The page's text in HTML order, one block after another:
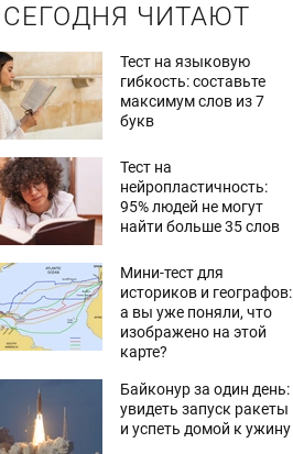
СЕГОДНЯ ЧИТАЮТ
Тест на языковую
гибкость: составьте
максимум слов из 7
букв
Тест на
нейропластичность:
95% людей не могут
найти больше 35 слов
Мини-тест для
историков и географов:
а вы уже поняли, что
изображено на этой
карте?
Байконур за один день:
увидеть запуск ракеты
и успеть домой к ужину